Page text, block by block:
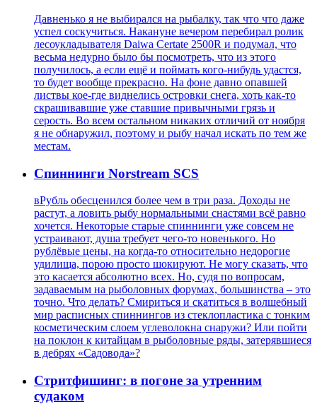
Давненько я не выбирался на рыбалку, так что что даже
успел соскучиться. Накануне вечером перебирал ролик
лесоукладывателя Daiwa Certate 2500R и подумал, что
весьма недурно было бы посмотреть, что из этого
получилось, а если ещё и поймать кого-нибудь удастся,
то будет вообще прекрасно. На фоне давно опавшей
листвы кое-где виднелись островки снега, хоть как-то
скрашивавшие уже ставшие привычными грязь и
серость. Во всем остальном никаких отличий от ноября
я не обнаружил, поэтому и рыбу начал искать по тем же
местам.
Спиннинги Norstream SCS
вРубль обесценился более чем в три раза. Доходы не
растут, а ловить рыбу нормальными снастями всё равно
хочется. Некоторые старые спиннинги уже совсем не
устраивают, душа требует чего-то новенького. Но
рублёвые цены, на когда-то относительно недорогие
удилища, порою просто шокируют. Не могу сказать, что
это касается абсолютно всех. Но, судя по вопросам,
задаваемым на рыболовных форумах, большинства – это
точно. Что делать? Смириться и скатиться в волшебный
мир расписных спиннингов из стеклопластика с тонким
косметическим слоем углеволокна снаружи? Или пойти
на поклон к китайцам в рыболовные ряды, затерявшиеся
в дебрях «Садовода»?
Стритфишинг: в погоне за утренним
судаком